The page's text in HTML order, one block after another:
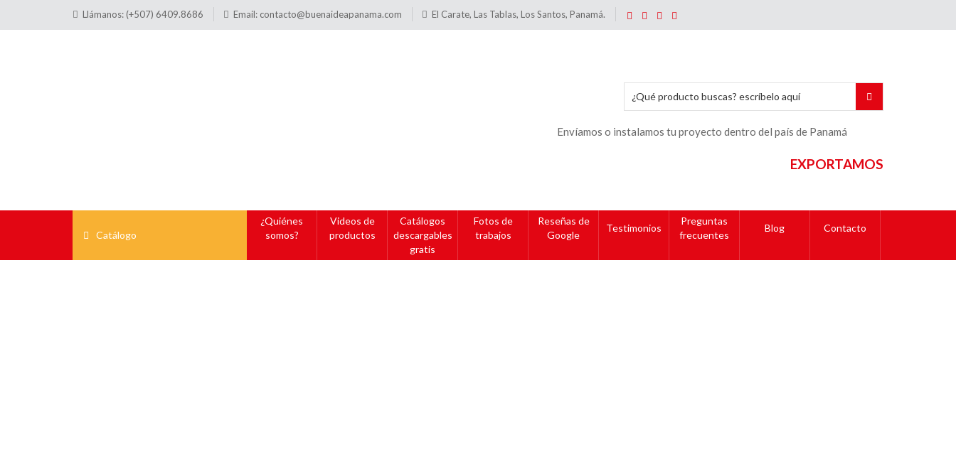
Llámanos: (+507) 6409.8686 Email: contacto@buenaideapanama.com El Carate, Las Tablas, Los Santos, Panamá.
Envíamos o instalamos tu proyecto dentro del país de Panamá
EXPORTAMOS
Catálogo
¿Quiénes
somos?
Videos de
productos
Catálogos
descargables
gratis
Fotos de
trabajos
Reseñas de
Google
Testimonios
Preguntas
frecuentes
Blog Contacto